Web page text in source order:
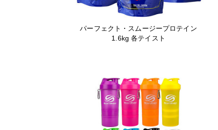
パーフェクト・スムージープロテイン
1.6kg 各テイスト